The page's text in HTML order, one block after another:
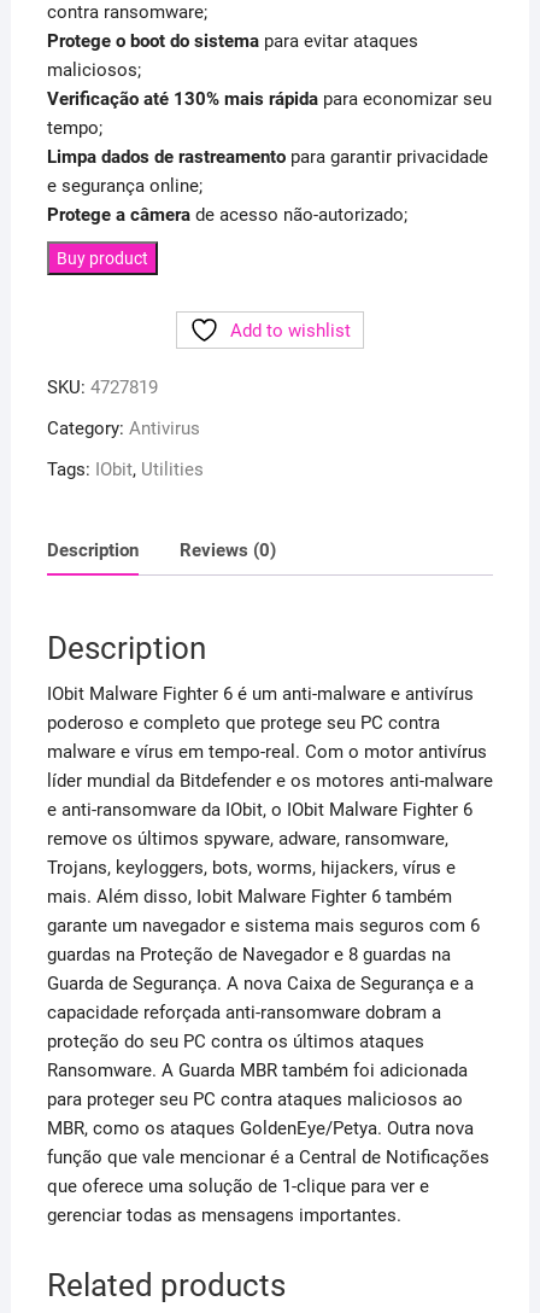
contra ransomware;
Protege o boot do sistema para evitar ataques
maliciosos;
Verificação até 130% mais rápidapara economizar seu
tempo;
Limpa dados de rastreamentopara garantir privacidade
e segurança online;
Protege a câmerade acesso não-autorizado;
Buy product
Add to wishlist
SKU: 4727819
Category: Antivirus
Tags: IObit, Utilities
Description Reviews (0)
Description
IObit Malware Fighter 6 é um anti-malware e antivírus
poderoso e completo que protege seu PC contra
malware e vírus em tempo-real. Com o motor antivírus
líder mundial da Bitdefender e os motores anti-malware
e anti-ransomware da IObit, o IObit Malware Fighter 6
remove os últimos spyware, adware, ransomware,
Trojans, keyloggers, bots, worms, hijackers, vírus e
mais. Além disso, Iobit Malware Fighter 6 também
garante um navegador e sistema mais seguros com 6
guardas na Proteção de Navegador e 8 guardas na
Guarda de Segurança. A nova Caixa de Segurança e a
capacidade reforçada anti-ransomware dobram a
proteção do seu PC contra os últimos ataques
Ransomware. A Guarda MBR também foi adicionada
para proteger seu PC contra ataques maliciosos ao
MBR, como os ataques GoldenEye/Petya. Outra nova
função que vale mencionar é a Central de Notificações
que oferece uma solução de 1-clique para ver e
gerenciar todas as mensagens importantes.
Related products